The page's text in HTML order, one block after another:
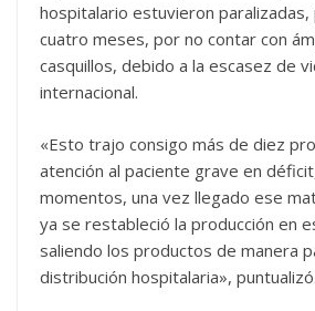
hospitalario estuvieron
cuatro meses, por no contar con
casquillos, debido a la escasez de
internacional.
«Esto trajo consigo más de diez
atención al paciente grave en
momentos, una vez llegado ese
ya se restableció la producción en
saliendo los productos de manera
distribución hospitalaria», puntualizó.